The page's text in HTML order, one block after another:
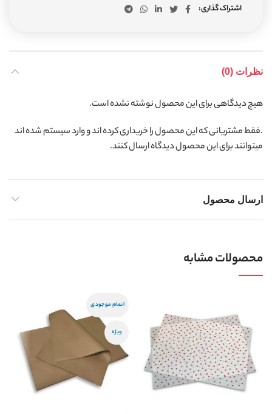
اشتراک گذاری
نظرات (0)
هیچ دیدگاهی برای این محصول نوشته نشده است.
.فقط مشتریانی که این محصول را خریداری کرده اند و وارد سیستم شده اند
میتوانند برای این محصول دیدگاه ارسال کنند.
ارسال محصول
محصولات مشابه
اتمام موجودی
ویژه